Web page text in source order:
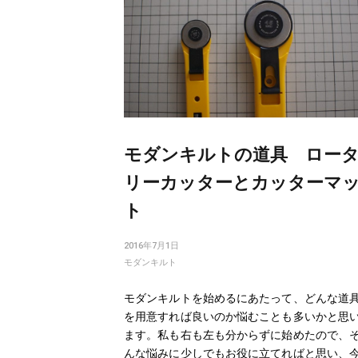
モダンキルトの道具 ロータ
リーカッターとカッターマッ
ト
2016年7月1日
モダンキルト
モダンキルトを始めるにあたって、どんな道
を用意すれば良いのか悩むことも多いかと思
ます。私も右も左も分からずに始めたので、
んな悩みに少しでもお役に立てればと思い、